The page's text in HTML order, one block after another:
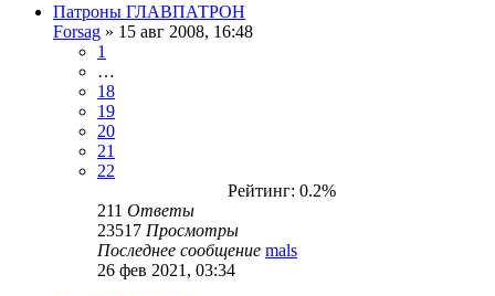
Патроны ГЛАВПАТРОН
Forsag » 15 авг 2008, 16:48
1
…
18
19
20
21
22
Рейтинг: 0.2%
211 Ответы
23517 Просмотры
Последнее сообщение mals
26 фев 2021, 03:34